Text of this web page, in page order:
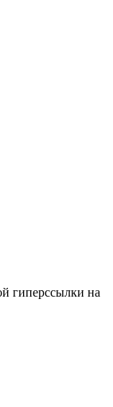
гиперссылки на